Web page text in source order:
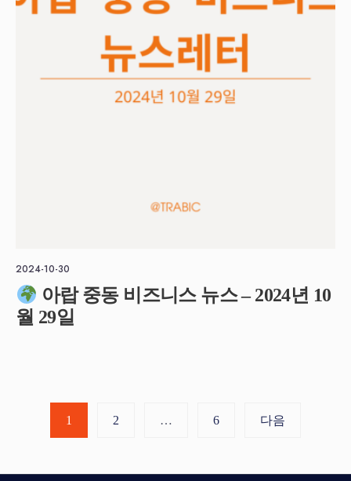
2024-10-30
아랍 중동 비즈니스 뉴스 – 2024년 10
월 29일
이
1 2 … 6 다음